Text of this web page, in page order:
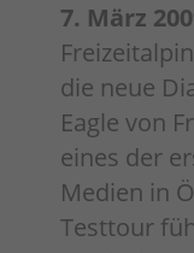
7. März
die neue
Eagle von
eines der
Medien in
Testtour